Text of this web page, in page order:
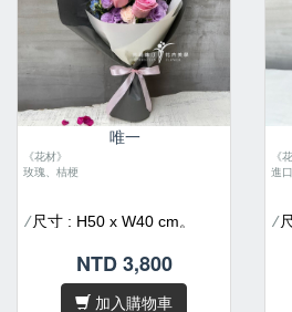
唯一
《花材》
玫瑰、桔梗
/尺寸 : H50 x W40 cm。
品質不佳等情形，我們將為您
做花材上的調整及設計。
NTD 3,800
加入購物車
《
進
/